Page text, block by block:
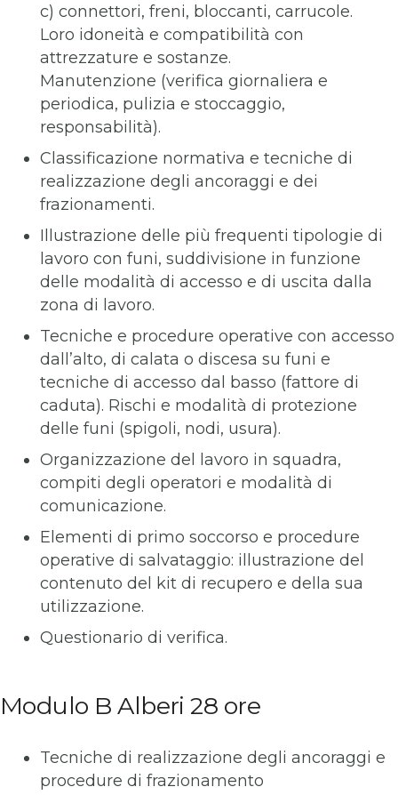
c) connettori, freni, bloccanti, carrucole.
Loro idoneità e compatibilità con
attrezzature e sostanze.
Manutenzione (verifica giornaliera e
periodica, pulizia e stoccaggio,
responsabilità).
Classificazione normativa e tecniche di
realizzazione degli ancoraggi e dei
frazionamenti.
Illustrazione delle più frequenti tipologie di
lavoro con funi, suddivisione in funzione
delle modalità di accesso e di uscita dalla
zona di lavoro.
Tecniche e procedure operative con accesso
dall’alto, di calata o discesa su funi e
tecniche di accesso dal basso (fattore di
caduta). Rischi e modalità di protezione
delle funi (spigoli, nodi, usura).
Organizzazione del lavoro in squadra,
compiti degli operatori e modalità di
comunicazione.
Elementi di primo soccorso e procedure
operative di salvataggio: illustrazione del
contenuto del kit di recupero e della sua
utilizzazione.
Questionario di verifica.
Modulo B Alberi 28 ore
Tecniche di realizzazione degli ancoraggi e
procedure di frazionamento